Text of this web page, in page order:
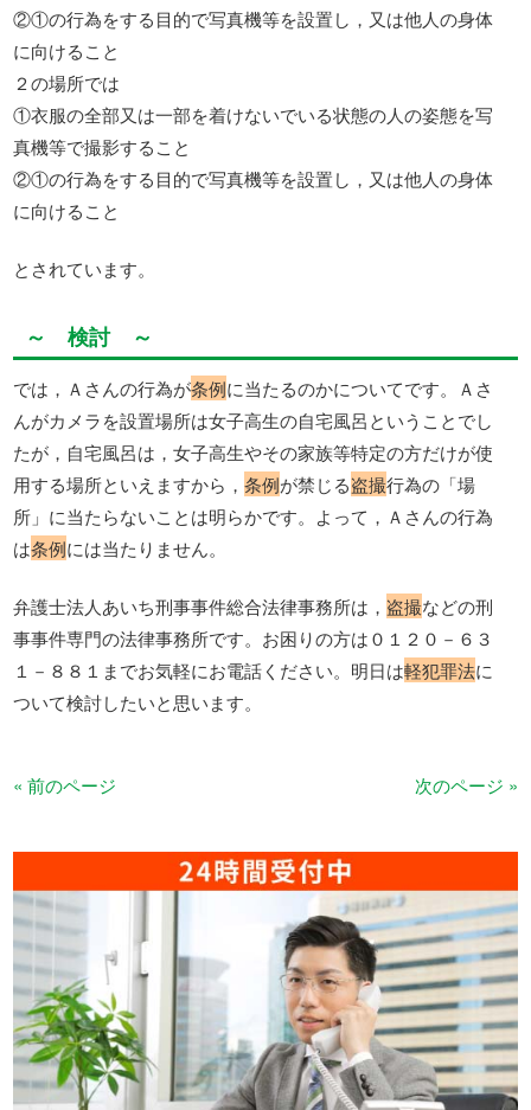
②①の行為をする目的で写真機等を設置し，又は他人の身体
に向けること
２の場所では
①衣服の全部又は一部を着けないでいる状態の人の姿態を写
真機等で撮影すること
②①の行為をする目的で写真機等を設置し，又は他人の身体
に向けること
とされています。
～ 検討 ～
では，Ａさんの行為が条例に当たるのかについてです。Ａさ
んがカメラを設置場所は女子高生の自宅風呂ということでし
たが，自宅風呂は，女子高生やその家族等特定の方だけが使
用する場所といえますから，条例が禁じる盗撮行為の「場
所」に当たらないことは明らかです。よって，Ａさんの行為
は条例には当たりません。
弁護士法人あいち刑事事件総合法律事務所は， 盗撮などの刑
事事件専門の法律事務所です。お困りの方は０１２０－６３
１－８８１までお気軽にお電話ください。明日は軽犯罪法に
ついて検討したいと思います。
« 前のページ 次のページ »